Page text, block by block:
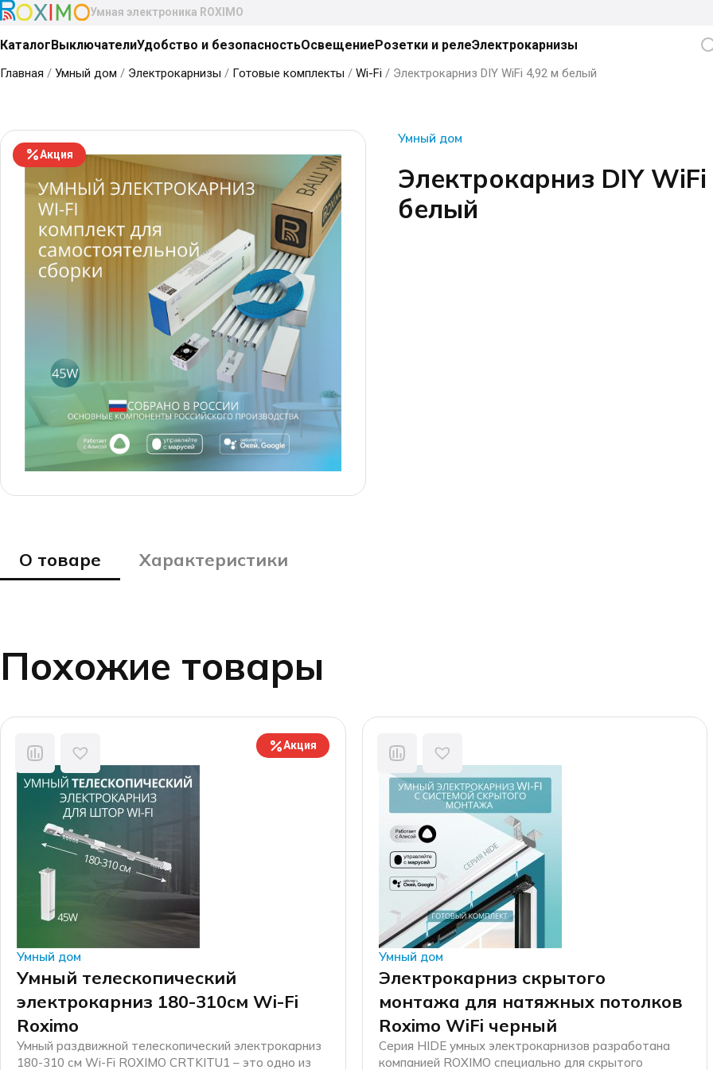
Умная электроника ROXIMO
КаталогВыключателиУдобство и безопасностьОсвещениеРозетки и релеЭлектрокарнизы
Главная / Умный дом / Электрокарнизы / Готовые комплекты / Wi-Fi / Электрокарниз DIY WiFi 4,92 м белый
Акция
Умный дом
Электрокарниз DIY
белый
О товаре Характеристики
Похожие товары
Акция
Умный дом
Умный телескопический
электрокарниз 180-310см Wi-Fi
Roximo
Умный раздвижной телескопический электрокарниз
180-310 см Wi-Fi ROXIMO CRTKITU1 – это одно из
Умный дом
Электрокарниз скрытого
монтажа для натяжных потолков
Roximo WiFi черный
Серия HIDE умных электрокарнизов разработана
компанией ROXIMO специально для скрытого